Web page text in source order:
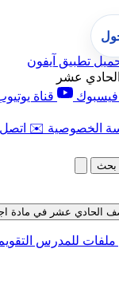
تطبيق آيفون
عشر
قناة
الخصوصية ✉️ اتصل
بحث
عشر في مادة
ملفات للمدرس